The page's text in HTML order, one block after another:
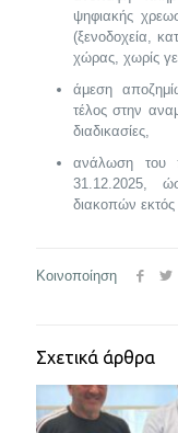
ψηφιακής
(ξενοδοχεία,
χώρας, χωρίς
άμεση
τέλος στην
διαδικασίες,
ανάλωση του
31.12.2025,
διακοπών εκτός
Κοινοποίηση
Σχετικά άρθρα